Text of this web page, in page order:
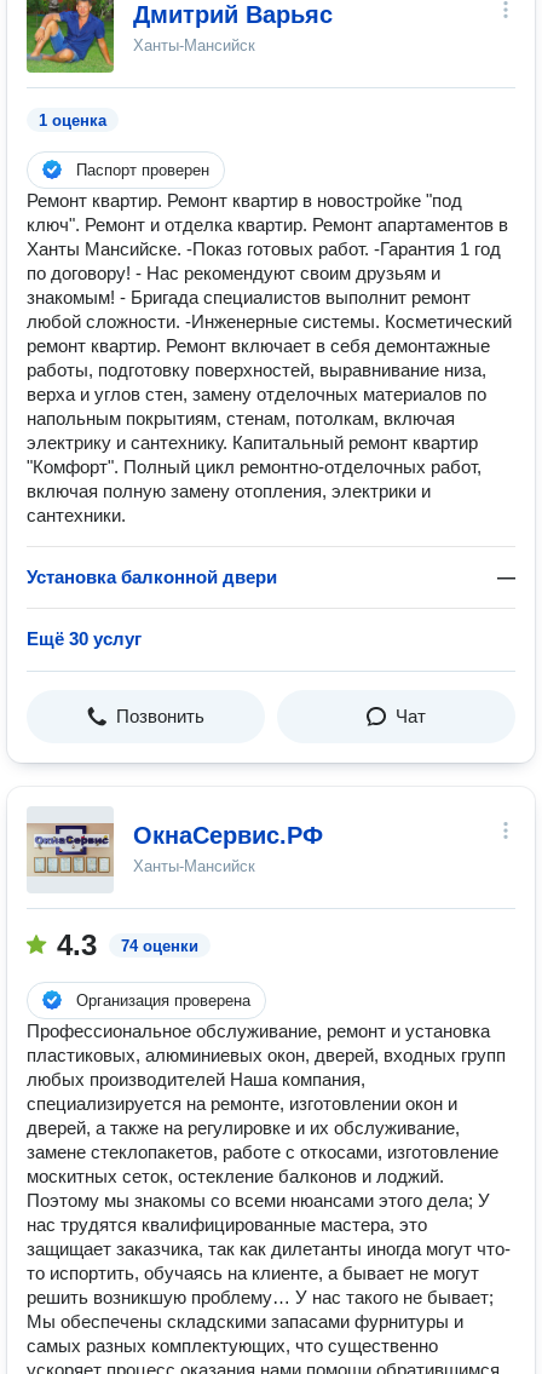
Дмитрий Варьяс
Ханты-Мансийск
1 оценка
Паспорт проверен
Ремонт квартир. Ремонт квартир в новостройке "под
ключ". Ремонт и отделка квартир. Ремонт апартаментов в
Ханты Мансийске. -Показ готовых работ. -Гарантия 1 год
по договору! - Нас рекомендуют своим друзьям и
знакомым! - Бригада специалистов выполнит ремонт
любой сложности. -Инженерные системы. Косметический
ремонт квартир. Ремонт включает в себя демонтажные
работы, подготовку поверхностей, выравнивание низа,
верха и углов стен, замену отделочных материалов по
напольным покрытиям, стенам, потолкам, включая
электрику и сантехнику. Капитальный ремонт квартир
"Комфорт". Полный цикл ремонтно-отделочных работ,
включая полную замену отопления, электрики и
сантехники.
Установка балконной двери —
Ещё 30 услуг
Позвонить Чат
ОкнаСервис.РФ
Ханты-Мансийск
4.3 74 оценки
Организация проверена
Профессиональное обслуживание, ремонт и установка
пластиковых, алюминиевых окон, дверей, входных групп
любых производителей Наша компания,
специализируется на ремонте, изготовлении окон и
дверей, а также на регулировке и их обслуживание,
замене стеклопакетов, работе с откосами, изготовление
москитных сеток, остекление балконов и лоджий.
Поэтому мы знакомы со всеми нюансами этого дела; У
нас трудятся квалифицированные мастера, это
защищает заказчика, так как дилетанты иногда могут что-
то испортить, обучаясь на клиенте, а бывает не могут
решить возникшую проблему… У нас такого не бывает;
Мы обеспечены складскими запасами фурнитуры и
самых разных комплектующих, что существенно
ускоряет процесс оказания нами помощи обратившимся